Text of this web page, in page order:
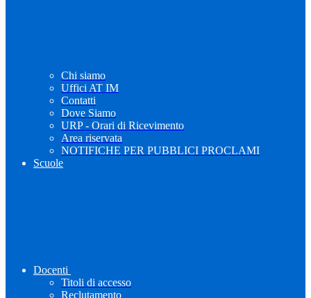
Chi siamo
Uffici AT IM
Contatti
Dove Siamo
URP - Orari di Ricevimento
Area riservata
NOTIFICHE PER PUBBLICI PROCLAMI
Scuole
Docenti
Titoli di accesso
Reclutamento